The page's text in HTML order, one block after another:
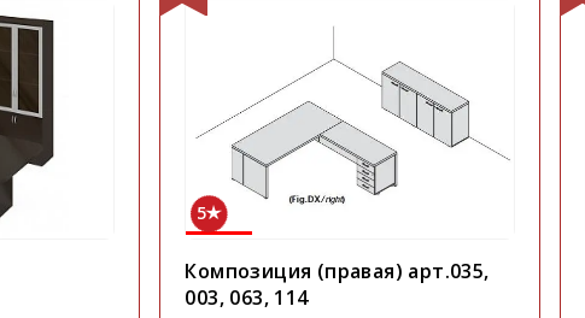
5
Композиция (правая) арт.035,
003, 063, 114